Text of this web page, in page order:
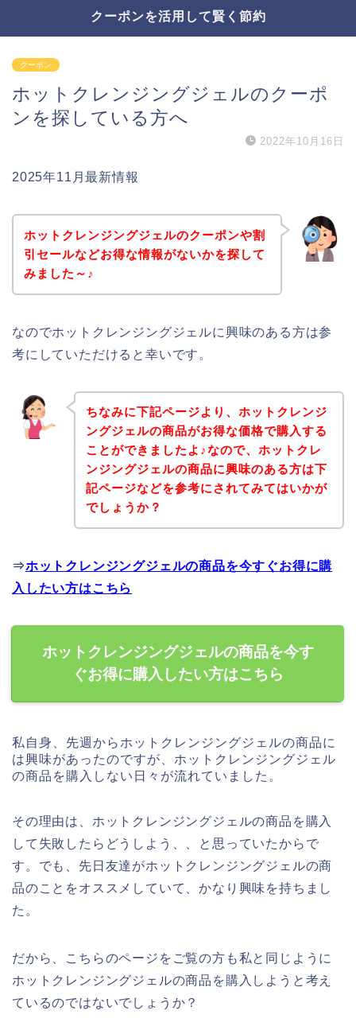
クーポンを活用して賢く節約
クーポン
ホットクレンジングジェルのクーポ
ンを探している方へ
2022年10月16日
2025年11月最新情報
ホットクレンジングジェルのクーポンや割
引セールなどお得な情報がないかを探して
みました～♪
なのでホットクレンジングジェルに興味のある方は参
考にしていただけると幸いです。
ちなみに下記ページより、ホットクレンジ
ングジェルの商品がお得な価格で購入する
ことができましたよ♪なので、ホットクレ
ンジングジェルの商品に興味のある方は下
記ページなどを参考にされてみてはいかが
でしょうか？
⇒ホットクレンジングジェルの商品を今すぐお得に購
入したい方はこちら
ホットクレンジングジェルの商品を今す
ぐお得に購入したい方はこちら
私自身、先週からホットクレンジングジェルの商品に
は興味があったのですが、ホットクレンジングジェル
の商品を購入しない日々が流れていました。
その理由は、ホットクレンジングジェルの商品を購入
して失敗したらどうしよう、、と思っていたからで
す。でも、先日友達がホットクレンジングジェルの商
品のことをオススメしていて、かなり興味を持ちまし
た。
だから、こちらのページをご覧の方も私と同じように
ホットクレンジングジェルの商品を購入しようと考え
ているのではないでしょうか？